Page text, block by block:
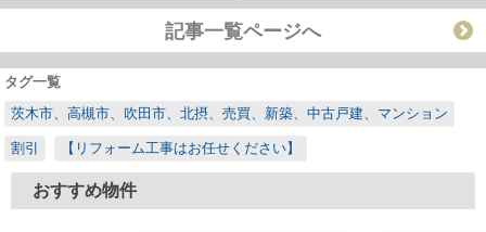
記事一覧ページへ
タグ一覧
茨木市、高槻市、吹田市、北摂、売買、新築、中古戸建、マンション
割引 【リフォーム工事はお任せください】
おすすめ物件